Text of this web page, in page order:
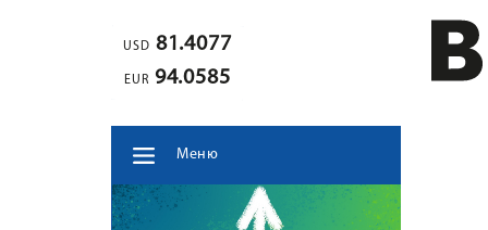
USD 81.4077
EUR 94.0585
Меню